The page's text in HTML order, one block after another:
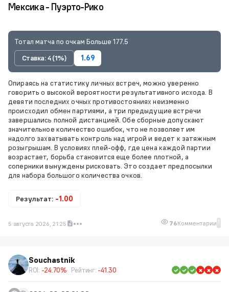
Мексика - Пуэрто-Рико
Тотал матча по очкам Больше 177.5
Ставка: 4 (1%)
1.69
Опираясь на статистику личных встреч, можно уверенно
говорить о высокой вероятности результативного исхода. В
девяти последних очных противостояниях неизменно
происходил обмен партиями, а три предыдущие встречи
завершались полной дистанцией. Обе сборные допускают
значительное количество ошибок, что не позволяет им
надолго захватывать контроль над игрой и ведет к затяжным
розыгрышам. В условиях плей-офф, где цена каждой партии
возрастает, борьба становится еще более плотной, а
соперники вынуждены рисковать. Это создает предпосылки
для набора большого количества очков.
Результат: -1.00
5 августа 2026, 21:25 76Комментарии 1
Souchastnik
ROI: -24.70% Рейтинг: -41.30